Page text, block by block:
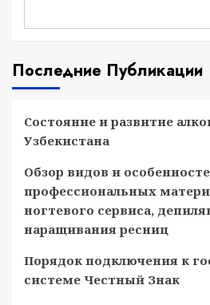
Последние Публикации
Состояние и развитие
Узбекистана
Обзор видов и
профессиональных
ногтевого сервиса,
наращивания ресниц
Порядок подключения к
системе Честный Знак